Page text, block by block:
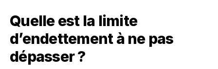
Quelle est la limite
d’endettement à ne pas
dépasser ?